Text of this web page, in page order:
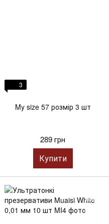
3
My size 57 розмір 3 шт
289 грн
Купити